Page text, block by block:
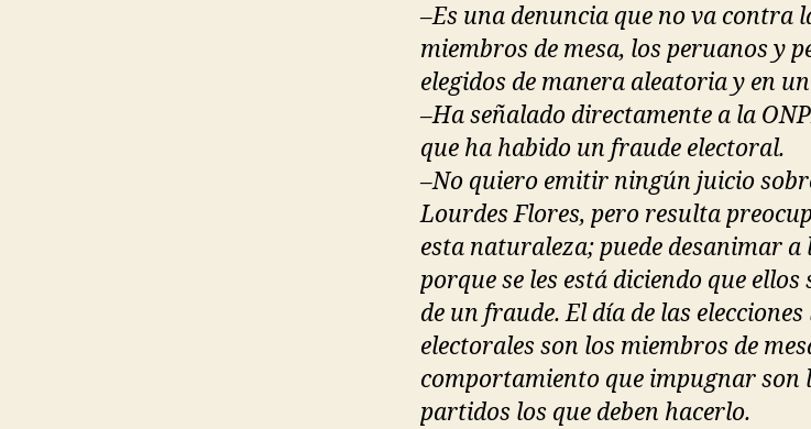
–Es una denuncia que no va contra
miembros de mesa, los peruanos y
elegidos de manera aleatoria y en
–Ha señalado directamente a la
que ha habido un fraude electoral.
–No quiero emitir ningún juicio
Lourdes Flores, pero resulta
esta naturaleza; puede desanimar a
porque se les está diciendo que
de un fraude. El día de las
electorales son los miembros de
comportamiento que impugnar son
partidos los que deben hacerlo.